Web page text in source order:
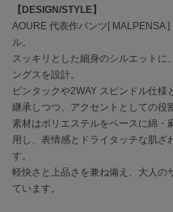
CODE A
コードエー
COLE HAAN
コール ハーン
CONVERSE
コンバース
DANSKIN
ダンスキン
【DESIGN/STYLE】
AOURE 代表作パンツ[ MALPENSA
ル。
スッキリとした細身のシルエット
ングスを設計。
ピンタックや2WAY スピンドル仕様
継承しつつ、アクセントとしての役
素材はポリエステルをベースに綿・
用し、表情感とドライタッチな肌ざ
す。
軽快さと上品さを兼ね備え、大人の
ています。